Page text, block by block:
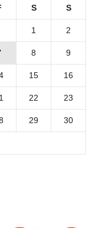
S S
1 2
8 9
15 16
22 23
29 30